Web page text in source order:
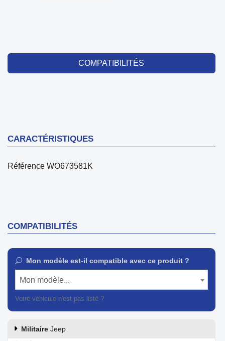
COMPATIBILITÉS
CARACTÉRISTIQUES
Référence WO673581K
COMPATIBILITÉS
Mon modèle est-il compatible avec ce produit ?
Mon modèle...
Votre véhicule n'est pas listé ?
Militaire Jeep